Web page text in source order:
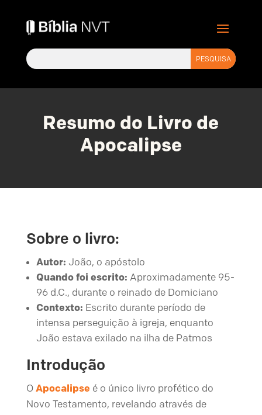
Resumo do Livro de
Apocalipse
Sobre o livro:
Autor: João, o apóstolo
Quando foi escrito: Aproximadamente 95-
96 d.C., durante o reinado de Domiciano
Contexto: Escrito durante período de
intensa perseguição à igreja, enquanto
João estava exilado na ilha de Patmos
Introdução
O Apocalipse é o único livro profético do
Novo Testamento, revelando através de